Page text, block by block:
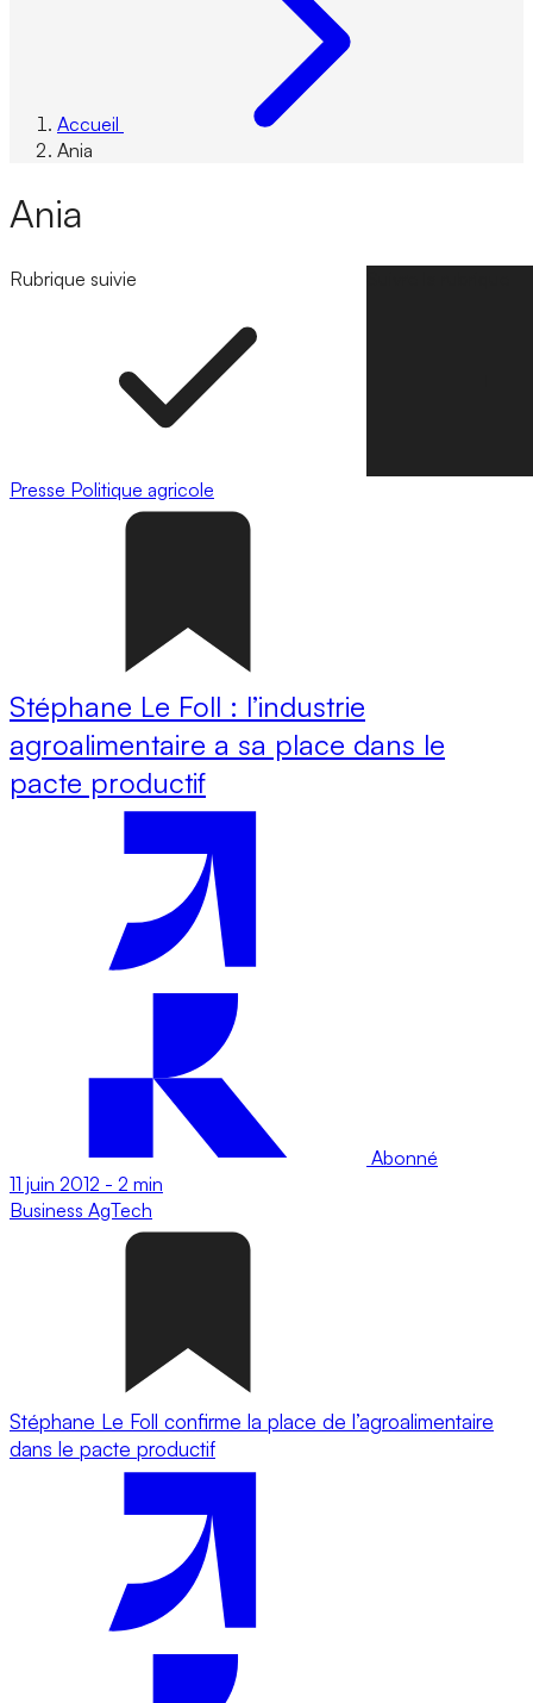
Accueil
Ania
Ania
Rubrique suivie
Presse Politique agricole
Stéphane Le Foll : l’industrie
agroalimentaire a sa place dans le
pacte productif
Abonné
11 juin 2012 - 2 min
Business AgTech
Stéphane Le Foll confirme la place de l’agroalimentaire
dans le pacte productif